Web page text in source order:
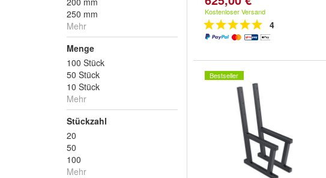
250 mm
Mehr
Menge
100 Stück
50 Stück
10 Stück
Mehr
Stückzahl
20
50
100
Mehr
Kostenloser Versand
4
Bestseller